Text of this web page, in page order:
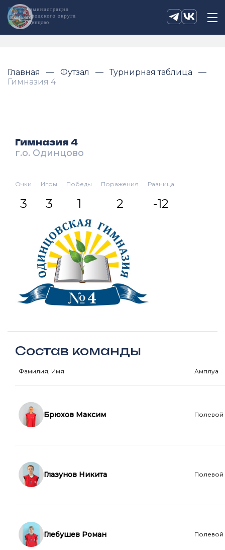
Главная Футзал
Турнирная таблица
Гимназия 4
Гимназия 4
г.о. Одинцово
Очки
3
Игры
3
Победы
1
Поражения
2
Разница
-12
Состав команды
Фамилия, Имя Амплуа
Брюхов Максим Полевой
Глазунов Никита Полевой
Глебушев Роман Полевой